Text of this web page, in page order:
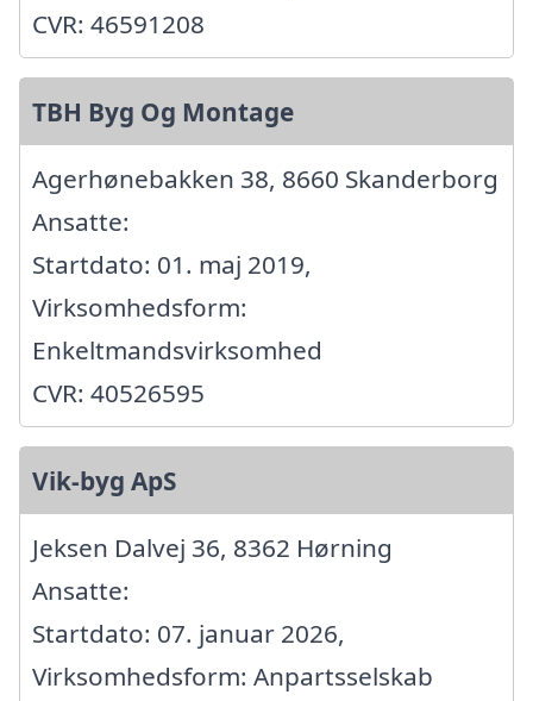
CVR: 46591208
TBH Byg Og Montage
Agerhønebakken 38, 8660 Skanderborg
Ansatte:
Startdato: 01. maj 2019,
Virksomhedsform:
Enkeltmandsvirksomhed
CVR: 40526595
Vik-byg ApS
Jeksen Dalvej 36, 8362 Hørning
Ansatte:
Startdato: 07. januar 2026,
Virksomhedsform: Anpartsselskab